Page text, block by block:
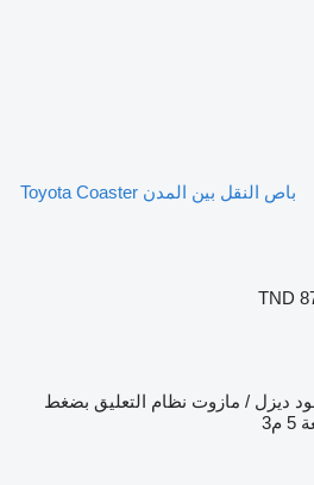
باص النقل بين المدن Toyota Coaster
TND
ديزل / مازوت نظام التعليق بضغط
5 م3